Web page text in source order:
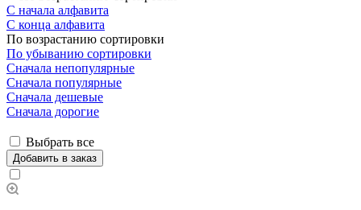
С начала алфавита
С конца алфавита
По возрастанию сортировки
По убыванию сортировки
Сначала непопулярные
Сначала популярные
Сначала дешевые
Сначала дорогие
Выбрать все
Добавить в заказ